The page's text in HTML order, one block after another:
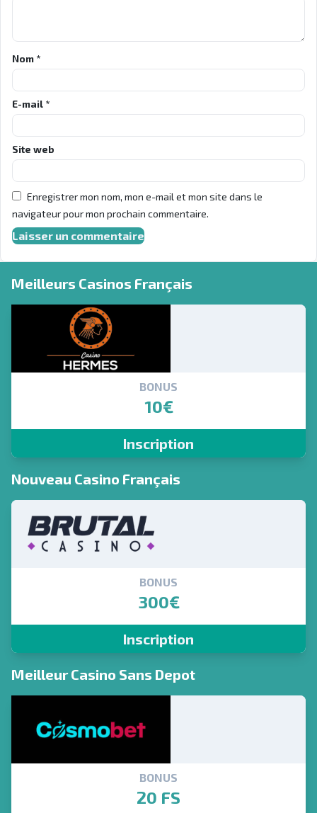
Nom *
E-mail *
Site web
Enregistrer mon nom, mon e-mail et mon site dans le
navigateur pour mon prochain commentaire.
Meilleurs Casinos Français
BONUS
10€
Inscription
Nouveau Casino Français
BONUS
300€
Inscription
Meilleur Casino Sans Depot
BONUS
20 FS